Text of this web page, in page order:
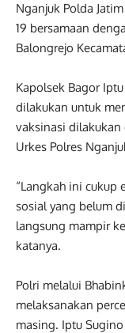
Nganjuk Polda
19 bersamaan
Balongrejo
Kapolsek Bagor
dilakukan untuk
vaksinasi
Urkes Polres
“Langkah ini
sosial yang belum
langsung mampir
katanya.
Polri melalui
melaksanakan
masing. Iptu